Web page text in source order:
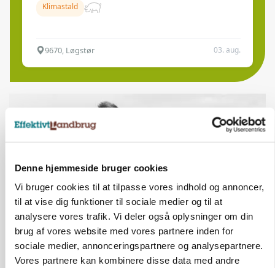
Denne hjemmeside bruger cookies
Vi bruger cookies til at tilpasse vores indhold og annoncer,
til at vise dig funktioner til sociale medier og til at
analysere vores trafik. Vi deler også oplysninger om din
brug af vores website med vores partnere inden for
sociale medier, annonceringspartnere og analysepartnere.
Vores partnere kan kombinere disse data med andre
Klimastald
9670, Løgstør 03. aug.
LEDER
Befriende, at topredaktør erkender, hun er